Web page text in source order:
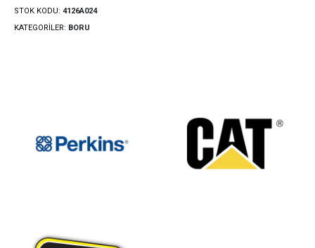
STOK KODU: 4126A024
KATEGORILER: BORU